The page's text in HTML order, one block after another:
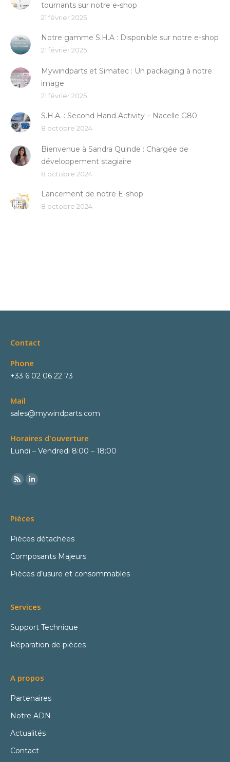
tournants sur notre e-shop
21 février 2025
Notre gamme S.H.A : Disponible sur notre e-shop
21 février 2025
Mywindparts et Simatec : Un packaging à notre
image
21 février 2025
S.H.A. : Second Hand Activity – Nacelle G80
8 octobre 2024
Bienvenue à Sandra Quinde : Chargée de
développement stagiaire
8 octobre 2024
Lancement de notre E-shop
8 octobre 2024
Contact
Phone
+33 6 02 06 22 73
Mail
sales@mywindparts.com
Horaires d'ouverture
Lundi – Vendredi 8:00 – 18:00
Pièces
Pièces détachées
Composants Majeurs
Pièces d’usure et consommables
Services
Support Technique
Réparation de pièces
A propos
Partenaires
Notre ADN
Actualités
Contact